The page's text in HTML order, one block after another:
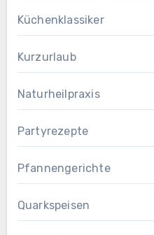
Küchenklassiker
Kurzurlaub
Naturheilpraxis
Partyrezepte
Pfannengerichte
Quarkspeisen